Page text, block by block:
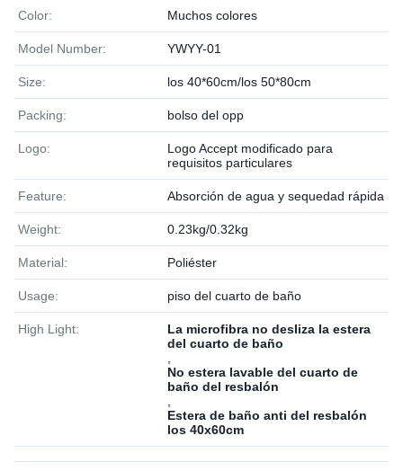
Color: Muchos colores
Model Number: YWYY-01
Size: los 40*60cm/los 50*80cm
Packing: bolso del opp
Logo:
Logo Accept modificado para
requisitos particulares
Feature: Absorción de agua y sequedad rápida
Weight: 0.23kg/0.32kg
Material: Poliéster
Usage: piso del cuarto de baño
High Light:
La microfibra no desliza la estera
del cuarto de baño
No estera lavable del cuarto de
baño del resbalón
Estera de baño anti del resbalón
los 40x60cm